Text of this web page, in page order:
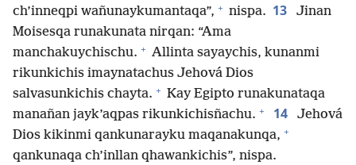
ch’inneqpi wañunaykumantaqa”, + nispa. 13
Jinan
Moisesqa runakunata nirqan: “Ama
manchakuychischu. + Allinta sayaychis, kunanmi
rikunkichis imaynatachus Jehová Dios
salvasunkichis chayta. + Kay Egipto runakunataqa
manañan jayk’aqpas rikunkichisñachu. + 14
Jehová
Dios kikinmi qankunarayku maqanakunqa, +
qankunaqa ch’inllan qhawankichis”, nispa.